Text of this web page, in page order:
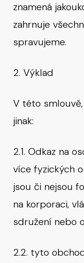
znamená
zahrnuje
spravujeme.
2. Výklad
V této
jinak:
2.1. Odkaz na
více fyzických
jsou či nejsou
na korporaci,
sdružení nebo
2.2. tyto